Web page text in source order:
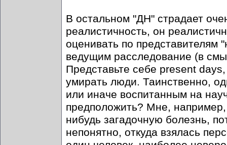
В остальном "ДН" страдает
реалистичность, он
оценивать по
ведущим расследование (в
Представьте себе present
умирать люди. Таинственно,
или иначе воспитанным на
предположить? Мне,
нибудь загадочную болезнь,
непонятно, откуда взялась